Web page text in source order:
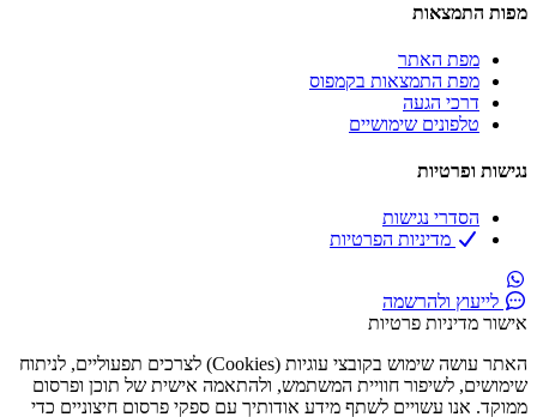
מפות התמצאות
מפת האתר
מפת התמצאות בקמפוס
דרכי הגעה
טלפונים שימושיים
נגישות ופרטיות
הסדרי נגישות
מדיניות הפרטיות
לייעוץ ולהרשמה
אישור מדיניות פרטיות
האתר עושה שימוש בקובצי עוגיות (Cookies) לצרכים תפעוליים, לניתוח
שימושים, לשיפור חוויית המשתמש, ולהתאמה אישית של תוכן ופרסום
ממוקד. אנו עשויים לשתף מידע אודותיך עם ספקי פרסום חיצוניים כדי